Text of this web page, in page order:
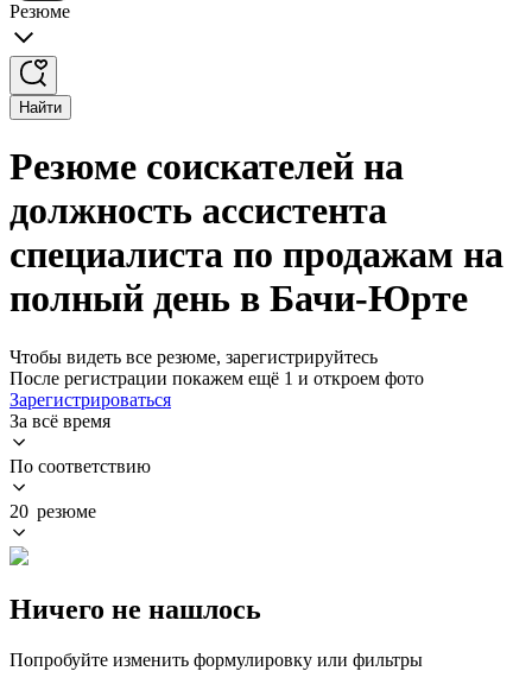
Резюме
Найти
Резюме соискателей на
должность ассистента
специалиста по продажам на
полный день в Бачи-Юрте
Чтобы видеть все резюме, зарегистрируйтесь
После регистрации покажем ещё 1 и откроем фото
Зарегистрироваться
За всё время
По соответствию
20 резюме
Ничего не нашлось
Попробуйте изменить формулировку или фильтры